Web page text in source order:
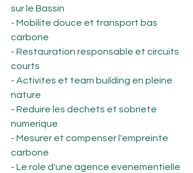
sur le Bassin
- Mobilite douce et transport bas
carbone
- Restauration responsable et circuits
courts
- Activites et team building en pleine
nature
- Reduire les dechets et sobriete
numerique
- Mesurer et compenser l'empreinte
carbone
- Le role d'une agence evenementielle